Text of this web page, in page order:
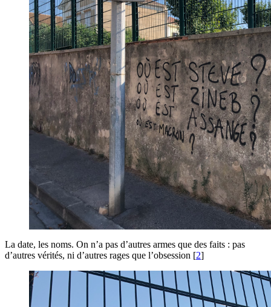
La date, les noms. On n’a pas d’autres armes que des faits : pas
d’autres vérités, ni d’autres rages que l’obsession [2]